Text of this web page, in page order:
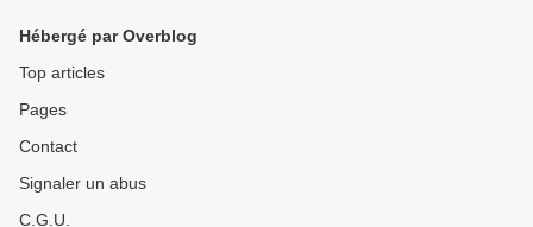
Hébergé par Overblog
Top articles
Pages
Contact
Signaler un abus
C.G.U.